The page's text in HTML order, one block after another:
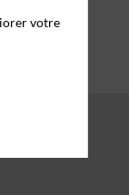
filtres
votre